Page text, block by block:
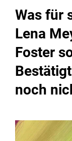
Was für
Lena
Foster
noch